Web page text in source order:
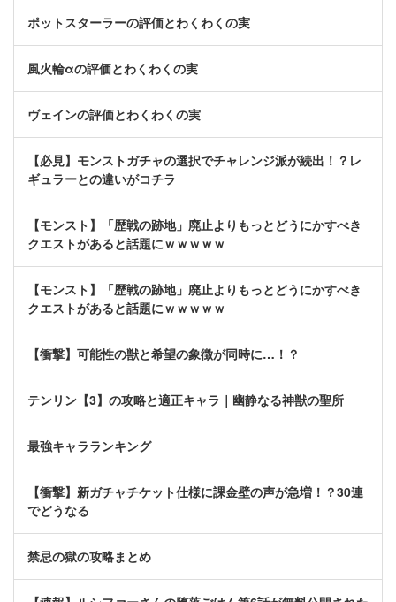
ポットスターラーの評価とわくわくの実
風火輪αの評価とわくわくの実
ヴェインの評価とわくわくの実
【必見】モンストガチャの選択でチャレンジ派が続出！？レ
ギュラーとの違いがコチラ
【モンスト】「歴戦の跡地」廃止よりもっとどうにかすべき
クエストがあると話題にｗｗｗｗｗ
【モンスト】「歴戦の跡地」廃止よりもっとどうにかすべき
クエストがあると話題にｗｗｗｗｗ
【衝撃】可能性の獣と希望の象徴が同時に…！？
テンリン【3】の攻略と適正キャラ｜幽静なる神獣の聖所
最強キャラランキング
【衝撃】新ガチャチケット仕様に課金壁の声が急増！？30連
でどうなる
禁忌の獄の攻略まとめ